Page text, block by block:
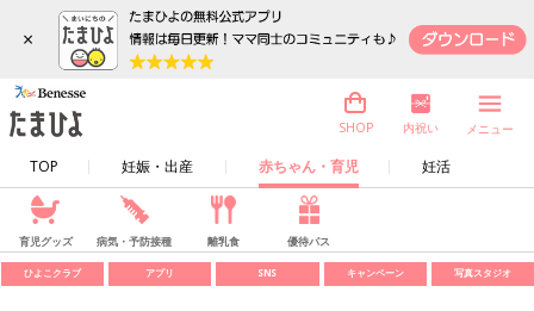
×
TOP 妊娠・出産 赤ちゃん・育児 妊活
SHOP 内祝い メニュー
育児グッズ 病気・予防接種 離乳食 優待パス
ひよこクラブ アプリ SNS キャンペーン 写真スタジオ